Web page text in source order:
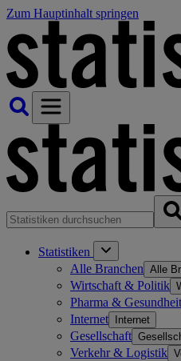
Zum Hauptinhalt springen
Statistiken
Alle Branchen Alle
Wirtschaft & Politik
Pharma & Gesundheit
Internet Internet
Gesellschaft
Verkehr & Logistik